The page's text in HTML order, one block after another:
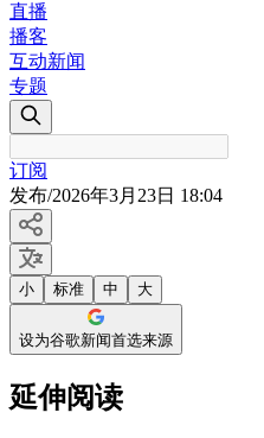
直播
播客
互动新闻
专题
订阅
发布/2026年3月23日 18:04
小 标准 中 大
设为谷歌新闻首选来源
延伸阅读